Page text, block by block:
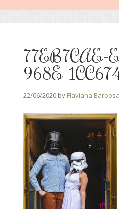
77EB7CAE-
968E-
22/06/2020 by Flaviana Barbosa